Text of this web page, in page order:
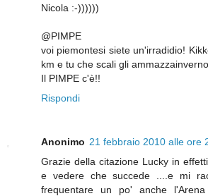
Nicola :-))))))
@PIMPE
voi piemontesi siete un'irradidio!
km e tu che scali gli
Il PIMPE c'è!!
Rispondi
Anonimo 21 febbraio 2010 alle ore
Grazie della citazione Lucky in
e vedere che succede ....e mi
frequentare un po' anche